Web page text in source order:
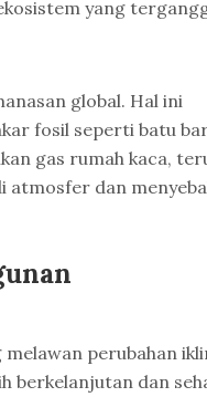
yang
global. Hal ini
fosil seperti batu
gas rumah kaca,
atmosfer dan
perubahan
berkelanjutan dan